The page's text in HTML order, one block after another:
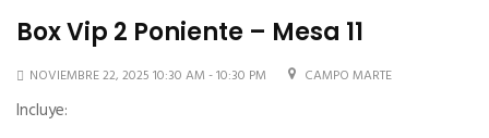
Box Vip 2 Poniente – Mesa 11
NOVIEMBRE 22, 2025 10:30 AM - 10:30 PM CAMPO MARTE
Incluye: